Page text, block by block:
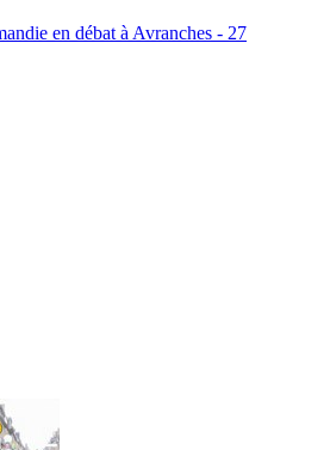
en débat à Avranches - 27